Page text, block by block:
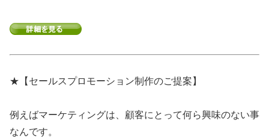
★【セールスプロモーション制作のご提案】
例えばマーケティングは、顧客にとって何ら興味のない事
なんです。